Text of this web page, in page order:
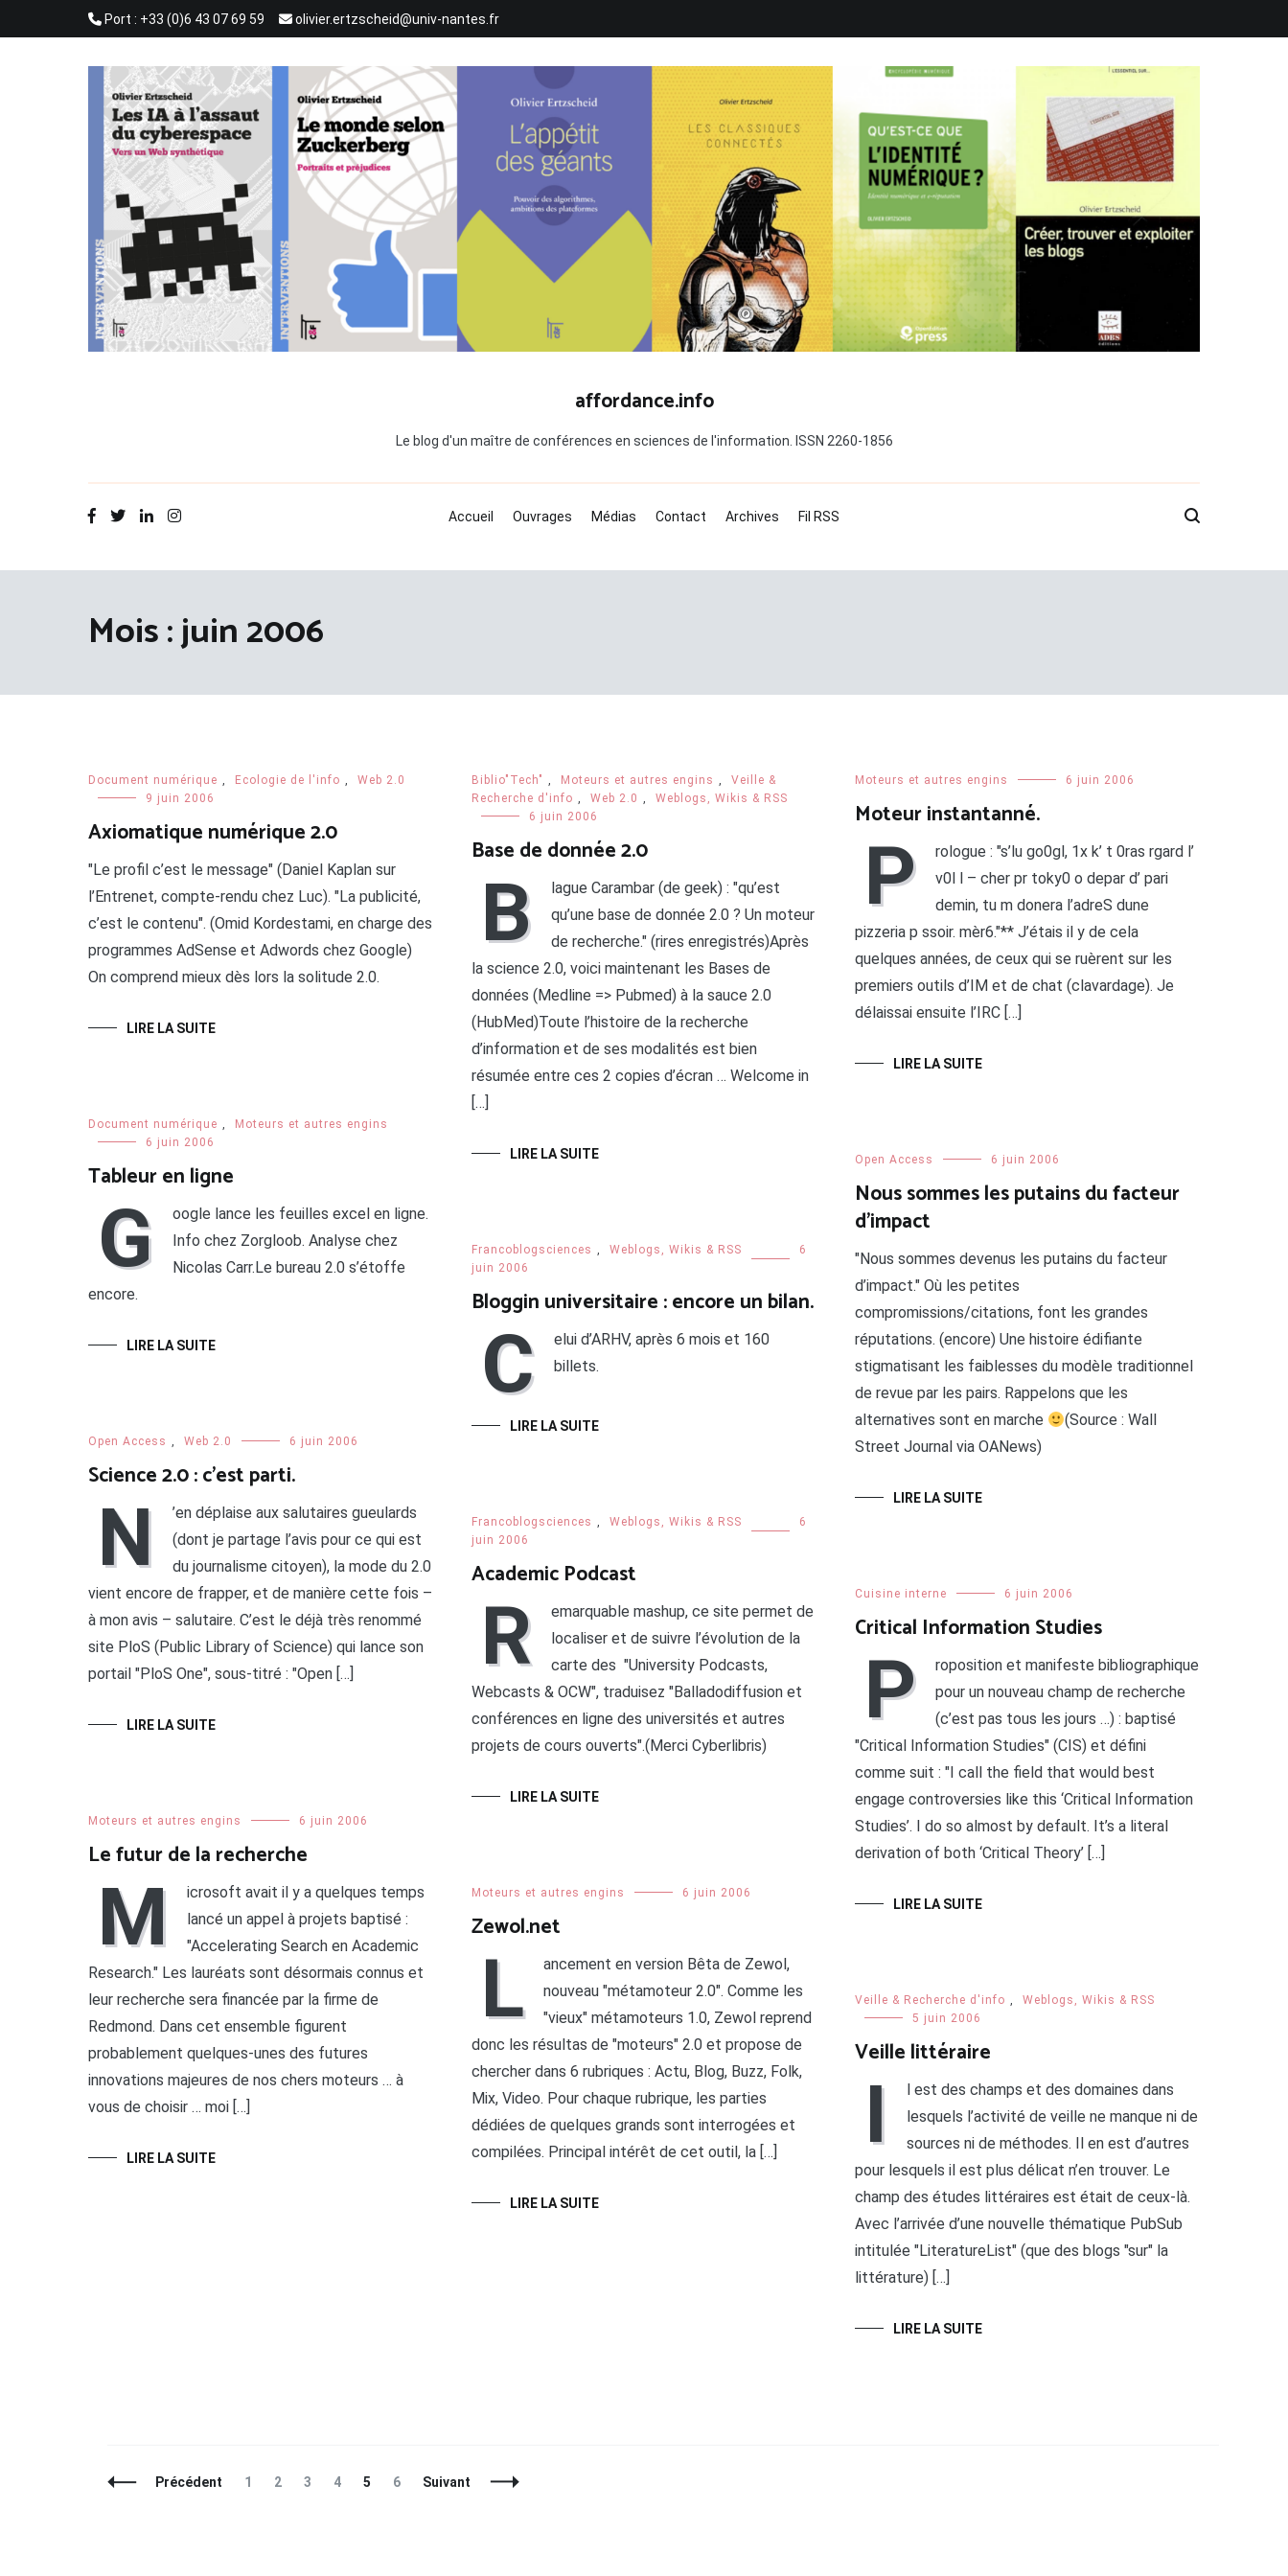
Port : +33 (0)6 43 07 69 59 olivier.ertzscheid@univ-nantes.fr
affordance.info
Le blog d'un maître de conférences en sciences de l'information. ISSN 2260-1856
Accueil Ouvrages Médias Contact Archives Fil RSS
Mois :juin 2006
Document numérique , Ecologie de l'info ,
Web 2.0
9 juin 2006
Axiomatique numérique 2.0
"Le profil c’est le message" (Daniel Kaplan sur
l’Entrenet, compte-rendu chez Luc). "La publicité,
c’est le contenu". (Omid Kordestami, en charge des
programmes AdSense et Adwords chez Google)
On comprend mieux dès lors la solitude 2.0.
LIRE LA SUITE
Biblio"Tech" , Moteurs et autres engins ,
Veille &
Recherche d'info , Web 2.0 ,
Weblogs, Wikis & RSS
6 juin 2006
Base de donnée 2.0
B
lague Carambar (de geek) : "qu’est
qu’une base de donnée 2.0 ? Un moteur
de recherche." (rires enregistrés)Après
la science 2.0, voici maintenant les Bases de
données (Medline => Pubmed) à la sauce 2.0
(HubMed)Toute l’histoire de la recherche
d’information et de ses modalités est bien
résumée entre ces 2 copies d’écran … Welcome in
[…]
LIRE LA SUITE
Moteurs et autres engins 6 juin 2006
Moteur instantanné.
P
rologue : "s’lu go0gl, 1x k’ t 0ras rgard l’
v0l l – cher pr toky0 o depar d’ pari
demin, tu m donera l’adreS dune
pizzeria p ssoir. mèr6."** J’étais il y de cela
quelques années, de ceux qui se ruèrent sur les
premiers outils d’IM et de chat (clavardage). Je
délaissai ensuite l’IRC […]
LIRE LA SUITE
Document numérique ,
Moteurs et autres engins
6 juin 2006
Tableur en ligne
G
oogle lance les feuilles excel en ligne.
Info chez Zorgloob. Analyse chez
Nicolas Carr.Le bureau 2.0 s’étoffe
encore.
LIRE LA SUITE
Open Access 6 juin 2006
Nous sommes les putains du facteur
d’impact
"Nous sommes devenus les putains du facteur
d’impact." Où les petites
compromissions/citations, font les grandes
réputations. (encore) Une histoire édifiante
stigmatisant les faiblesses du modèle traditionnel
de revue par les pairs. Rappelons que les
alternatives sont en marche
(Source : Wall
Street Journal via OANews)
LIRE LA SUITE
Francoblogsciences , Weblogs, Wikis & RSS
6
juin 2006
Bloggin universitaire : encore un bilan.
C
elui d’ARHV, après 6 mois et 160
billets.
LIRE LA SUITE
Open Access , Web 2.0 6 juin 2006
Science 2.0 : c’est parti.
N
’en déplaise aux salutaires gueulards
(dont je partage l’avis pour ce qui est
du journalisme citoyen), la mode du 2.0
vient encore de frapper, et de manière cette fois –
à mon avis – salutaire. C’est le déjà très renommé
site PloS (Public Library of Science) qui lance son
portail "PloS One", sous-titré : "Open […]
LIRE LA SUITE
Francoblogsciences , Weblogs, Wikis & RSS
6
juin 2006
Academic Podcast
R
emarquable mashup, ce site permet de
localiser et de suivre l’évolution de la
carte des "University Podcasts,
Webcasts & OCW", traduisez "Balladodiffusion et
conférences en ligne des universités et autres
projets de cours ouverts".(Merci Cyberlibris)
LIRE LA SUITE
Cuisine interne 6 juin 2006
Critical Information Studies
P
roposition et manifeste bibliographique
pour un nouveau champ de recherche
(c’est pas tous les jours …) : baptisé
"Critical Information Studies" (CIS) et défini
comme suit : "I call the field that would best
engage controversies like this ‘Critical Information
Studies’. I do so almost by default. It’s a literal
derivation of both ‘Critical Theory’ […]
LIRE LA SUITE
Moteurs et autres engins 6 juin 2006
Le futur de la recherche
M
icrosoft avait il y a quelques temps
lancé un appel à projets baptisé :
"Accelerating Search en Academic
Research." Les lauréats sont désormais connus et
leur recherche sera financée par la firme de
Redmond. Dans cet ensemble figurent
probablement quelques-unes des futures
innovations majeures de nos chers moteurs … à
vous de choisir … moi […]
LIRE LA SUITE
Moteurs et autres engins 6 juin 2006
Zewol.net
L
ancement en version Bêta de Zewol,
nouveau "métamoteur 2.0". Comme les
"vieux" métamoteurs 1.0, Zewol reprend
donc les résultas de "moteurs" 2.0 et propose de
chercher dans 6 rubriques : Actu, Blog, Buzz, Folk,
Mix, Video. Pour chaque rubrique, les parties
dédiées de quelques grands sont interrogées et
compilées. Principal intérêt de cet outil, la […]
LIRE LA SUITE
Veille & Recherche d'info ,
Weblogs, Wikis & RSS
5 juin 2006
Veille littéraire
I
l est des champs et des domaines dans
lesquels l’activité de veille ne manque ni de
sources ni de méthodes. Il en est d’autres
pour lesquels il est plus délicat n’en trouver. Le
champ des études littéraires est était de ceux-là.
Avec l’arrivée d’une nouvelle thématique PubSub
intitulée "LiteratureList" (que des blogs "sur" la
littérature) […]
LIRE LA SUITE
NavigationPrécédent Page
1 Page
2 Page
3 Page
4 Page
5 Page
6 Suivant